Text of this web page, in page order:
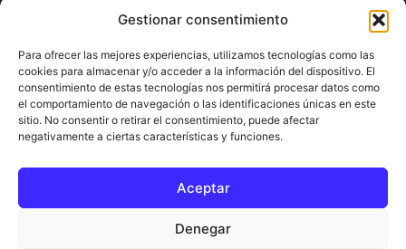
Gestionar consentimiento
Para ofrecer las mejores experiencias, utilizamos tecnologías como las
cookies para almacenar y/o acceder a la información del dispositivo. El
consentimiento de estas tecnologías nos permitirá procesar datos como
el comportamiento de navegación o las identificaciones únicas en este
sitio. No consentir o retirar el consentimiento, puede afectar
negativamente a ciertas características y funciones.
Aceptar
Denegar
Diario Alhaurín (www.alhaurindelatorre.com) Propiedad de
Francisco E. López López | 639 95 71 95 | Noticias de
Alhaurín de la Torre, Málaga y Provincia|
Contáctanos:info@alhaurindelatorre.com
SÍGUENOS